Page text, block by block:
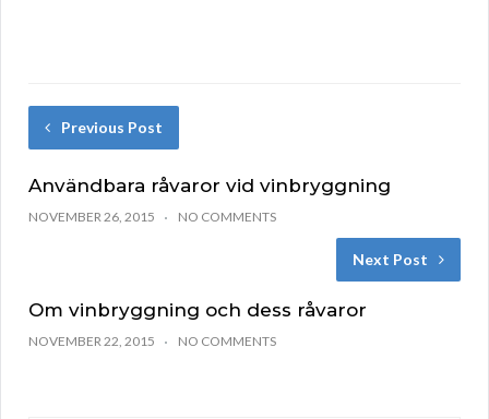
Previous Post
Användbara råvaror vid vinbryggning
NOVEMBER 26, 2015 NO COMMENTS
Next Post
Om vinbryggning och dess råvaror
NOVEMBER 22, 2015 NO COMMENTS